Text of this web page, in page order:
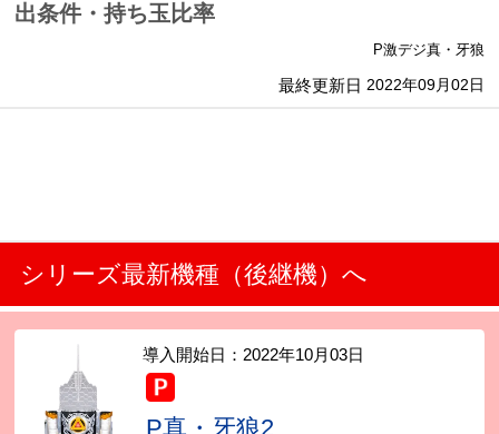
出条件・持ち玉比率
P激デジ真・牙狼
最終更新日 2022年09月02日
シリーズ最新機種（後継機）へ
導入開始日： 2022年10月03日
P真・牙狼2